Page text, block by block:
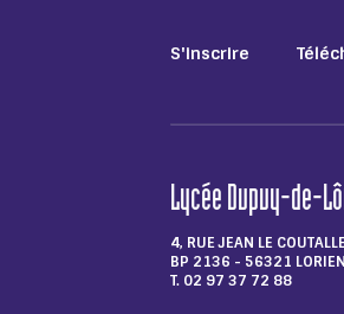
S'inscrire
Lycée Dupuy-de-
4, RUE JEAN LE
BP 2136 - 56321
T. 02 97 37 72 88